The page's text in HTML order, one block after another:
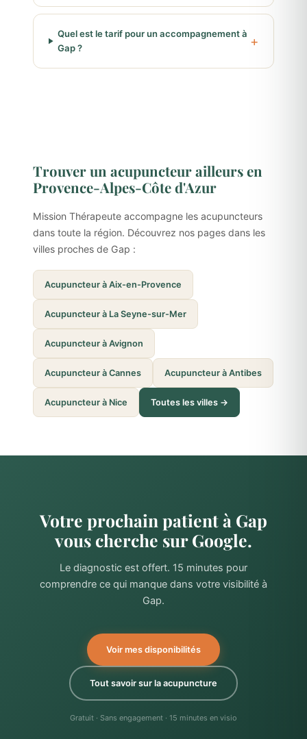
Quel est le tarif pour un accompagnement à
Gap ?
Trouver un acupuncteur ailleurs en
Provence-Alpes-Côte d'Azur
Mission Thérapeute accompagne les acupuncteurs
dans toute la région. Découvrez nos pages dans les
villes proches de Gap :
Acupuncteur à Aix-en-Provence
Acupuncteur à La Seyne-sur-Mer
Acupuncteur à Avignon
Acupuncteur à Cannes Acupuncteur à Antibes
Acupuncteur à Nice Toutes les villes →
Votre prochain patient à Gap
vous cherche sur Google.
Le diagnostic est offert. 15 minutes pour
comprendre ce qui manque dans votre visibilité à
Gap.
Voir mes disponibilités
Tout savoir sur la acupuncture
Gratuit · Sans engagement · 15 minutes en visio